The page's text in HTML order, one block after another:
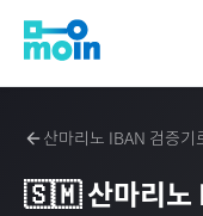
산마리노 IBAN 검증기
🇸🇲 산마리노